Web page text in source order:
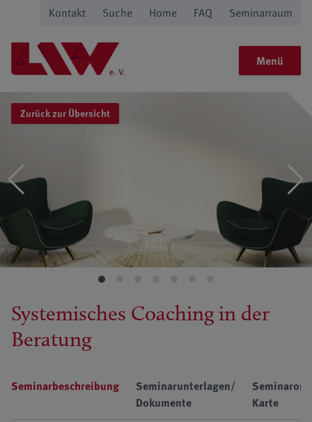
Kontakt Suche Home FAQ Seminarraum
Menü
Zurück zur Übersicht
Systemisches Coaching in der
Beratung
Seminarbeschreibung
Seminarunterlagen/
Dokumente
Seminarort/
Karte